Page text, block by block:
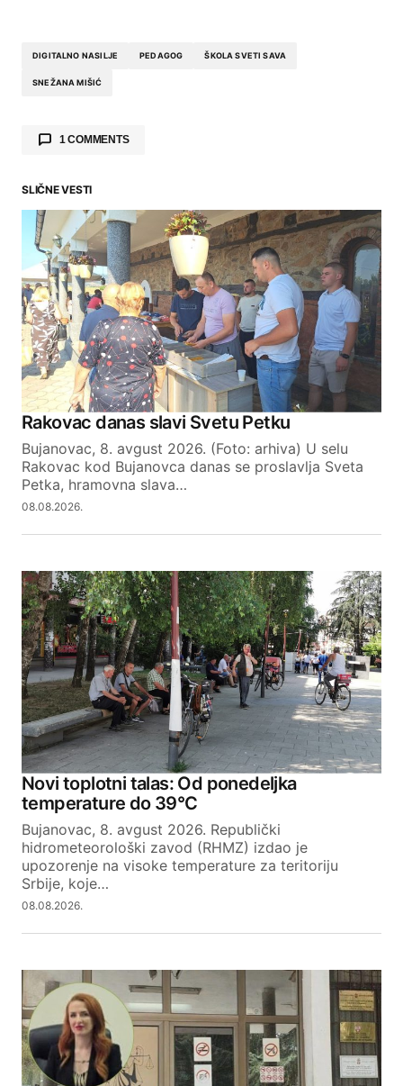
DIGITALNO NASILJE PEDAGOG ŠKOLA SVETI SAVA
SNEŽANA MIŠIĆ
1 COMMENTS
REPLY
Your email address will not be published.
Required fields are marked*
Comment*
Your E-mail
SUBMIT COMMENT
SLIČNE VESTI
Rakovac danas slavi Svetu Petku
Bujanovac, 8. avgust 2026. (Foto: arhiva) U selu
Rakovac kod Bujanovca danas se proslavlja Sveta
Petka, hramovna slava…
08.08.2026.
Novi toplotni talas: Od ponedeljka
temperature do 39°C
Bujanovac, 8. avgust 2026. Republički
hidrometeorološki zavod (RHMZ) izdao je
upozorenje na visoke temperature za teritoriju
Srbije, koje…
08.08.2026.